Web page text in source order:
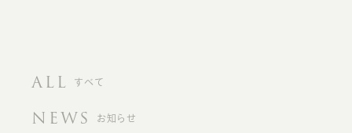
ALL すべて
NEWS お知らせ